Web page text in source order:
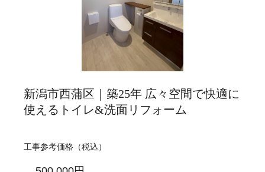
新潟市西蒲区｜築25年 広々空間で快適に
使えるトイレ&洗面リフォーム
工事参考価格（税込）